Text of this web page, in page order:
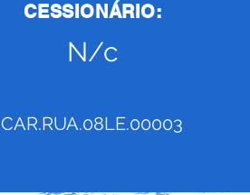
CESSIONÁRIO:
N/c
CAR.RUA.08LE.00003